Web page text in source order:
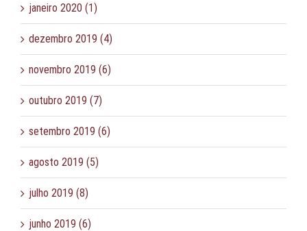
janeiro 2020 (1)
dezembro 2019 (4)
novembro 2019 (6)
outubro 2019 (7)
setembro 2019 (6)
agosto 2019 (5)
julho 2019 (8)
junho 2019 (6)